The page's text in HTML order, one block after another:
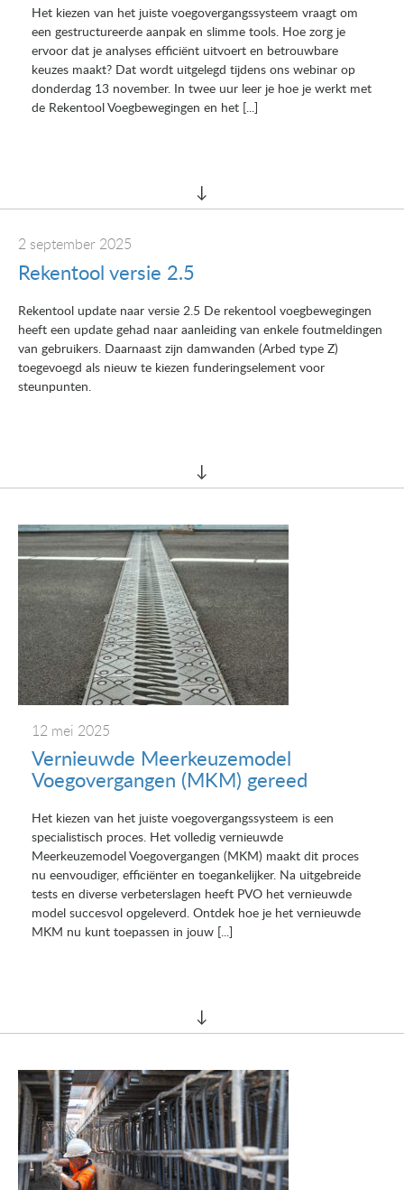
Het kiezen van het juiste voegovergangssysteem vraagt om
een gestructureerde aanpak en slimme tools. Hoe zorg je
ervoor dat je analyses efficiënt uitvoert en betrouwbare
keuzes maakt? Dat wordt uitgelegd tijdens ons webinar op
donderdag 13 november. In twee uur leer je hoe je werkt met
de Rekentool Voegbewegingen en het [...]
2 september 2025
Rekentool versie 2.5
Rekentool update naar versie 2.5 De rekentool voegbewegingen
heeft een update gehad naar aanleiding van enkele foutmeldingen
van gebruikers. Daarnaast zijn damwanden (Arbed type Z)
toegevoegd als nieuw te kiezen funderingselement voor
steunpunten.
12 mei 2025
Vernieuwde Meerkeuzemodel
Voegovergangen (MKM) gereed
Het kiezen van het juiste voegovergangssysteem is een
specialistisch proces. Het volledig vernieuwde
Meerkeuzemodel Voegovergangen (MKM) maakt dit proces
nu eenvoudiger, efficiënter en toegankelijker. Na uitgebreide
tests en diverse verbeterslagen heeft PVO het vernieuwde
model succesvol opgeleverd. Ontdek hoe je het vernieuwde
MKM nu kunt toepassen in jouw [...]